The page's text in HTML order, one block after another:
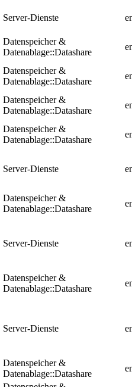
Server-Dienste
Datenspeicher &
Datenablage::Datashare
Datenspeicher &
Datenablage::Datashare
Datenspeicher &
Datenablage::Datashare
Datenspeicher &
Datenablage::Datashare
Server-Dienste
Datenspeicher &
Datenablage::Datashare
Server-Dienste
Datenspeicher &
Datenablage::Datashare
Server-Dienste
Datenspeicher &
Datenablage::Datashare